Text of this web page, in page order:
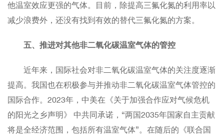
他温室效应更强的气体。目前，除提高三氟化氮的利用率以
减少浪费外，还没有找到有效的替代三氟化氮的方案。
五、推进对其他非二氧化碳温室气体的管控
近年来，国际社会对非二氧化碳温室气体的关注度逐渐
提高。我国也在积极参与并推动非二氧化碳温室气体管控的
国际合作。2023年，中美在《关于加强合作应对气候危机
的阳光之乡声明》 中共同承诺，“两国2035年国家自主贡献
将是全经济范围，包括所有温室气体”。在随后的《联合国